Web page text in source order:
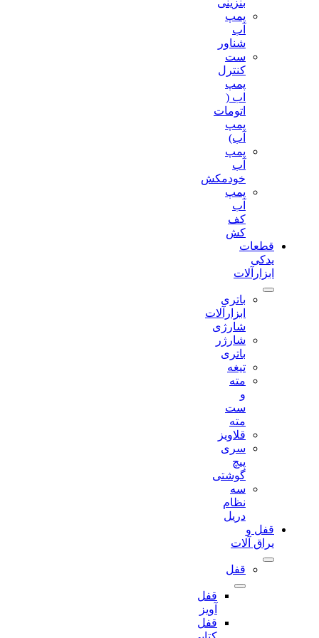
بنزینی
پمپ
شناور
ست
کنترل
اتومات
پمپ
خودمکش
پمپ
قطعات
ابزارآلات
باتری
ابزارآلات
شارژی
شارژر
تیغه
مته
قلاویز
سری
گوشتی
سه
قفل و
یراق آلات
قفل
قفل
قفل